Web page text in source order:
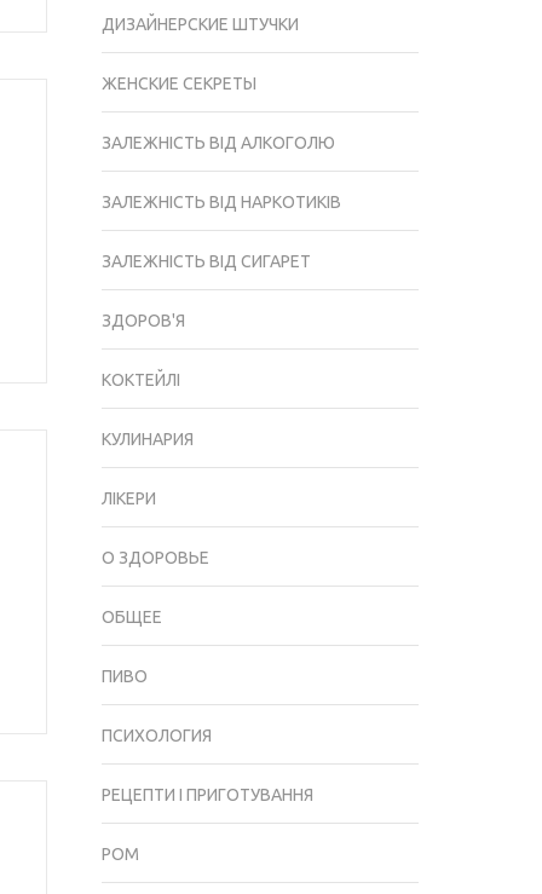
ДИЗАЙНЕРСКИЕ ШТУЧКИ
ЖЕНСКИЕ СЕКРЕТЫ
ЗАЛЕЖНІСТЬ ВІД АЛКОГОЛЮ
ЗАЛЕЖНІСТЬ ВІД НАРКОТИКІВ
ЗАЛЕЖНІСТЬ ВІД СИГАРЕТ
ЗДОРОВ'Я
КОКТЕЙЛІ
КУЛИНАРИЯ
ЛІКЕРИ
О ЗДОРОВЬЕ
ОБЩЕЕ
ПИВО
ПСИХОЛОГИЯ
РЕЦЕПТИ І ПРИГОТУВАННЯ
РОМ